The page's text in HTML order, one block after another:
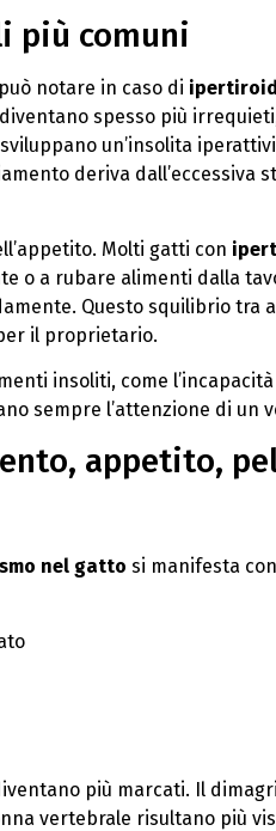
più comuni
notare in caso di
spesso più
un’insolita
deriva dall’eccessiva
Molti gatti con
o a rubare alimenti dalla
Questo squilibrio tra
il proprietario.
insoliti, come
sempre l’attenzione di un
appetito,
nel gatto si manifesta
più marcati. Il
vertebrale risultano più